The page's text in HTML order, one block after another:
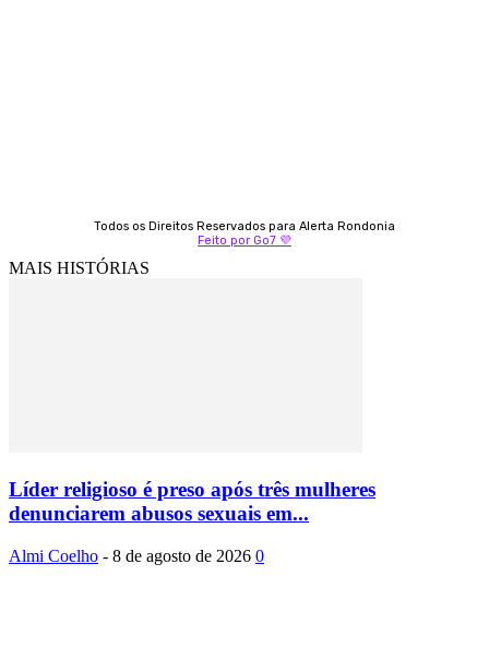
Todos os Direitos Reservados para Alerta Rondonia
Feito por Go7 💜
MAIS HISTÓRIAS
Líder religioso é preso após três mulheres
denunciarem abusos sexuais em...
Almi Coelho - 8 de agosto de 2026 0